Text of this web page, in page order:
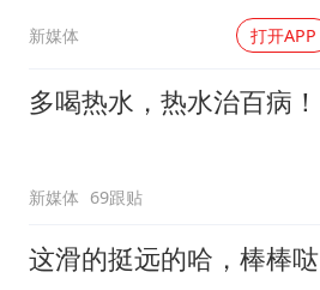
新媒体 打开APP
多喝热水，热水治百病！
新媒体 69跟贴
这滑的挺远的哈，棒棒哒